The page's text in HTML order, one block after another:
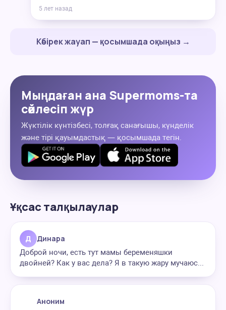
5 лет назад
Көбірек жауап — қосымшада оқыңыз →
Мыңдаған ана Supermoms-та
сөйлесіп жүр
Жүктілік күнтізбесі, толғақ санағышы, күнделік
және тірі қауымдастық — қосымшада тегін.
Ұқсас талқылаулар
Д Динара
Доброй ночи, есть тут мамы беременяшки
двойней? Как у вас дела? Я в такую жару мучаюс...
Аноним